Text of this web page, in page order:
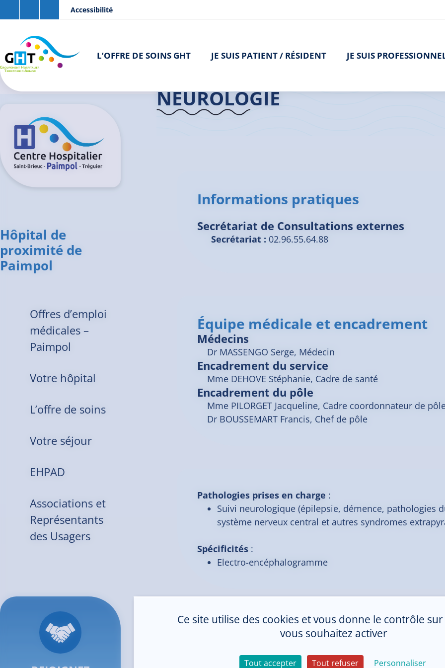
Aller au contenu principal
Accessibilité
L’OFFRE DE SOINS GHT JE SUIS PATIENT / RÉSIDENT JE SUIS
Hôpital de
proximité de
Paimpol
Offres d’emploi
médicales –
Paimpol
Votre hôpital
L’offre de soins
Votre séjour
EHPAD
Associations et
Représentants
des Usagers
Accueil GHT> L'offre de soins> Neurologie> Neurologie | Paimpol
NEUROLOGIE
Informations pratiques
Secrétariat de Consultations externes
Secrétariat : 02.96.55.64.88
Équipe médicale et encadrement
Médecins
Dr MASSENGO Serge, Médecin
Encadrement du service
Mme DEHOVE Stéphanie, Cadre de santé
Encadrement du pôle
Mme PILORGET Jacqueline, Cadre coordonnateur de
Dr BOUSSEMART Francis, Chef de pôle
Pathologies prises en charge :
Suivi neurologique (épilepsie, démence, pathologies
système nerveux central et autres syndromes
Spécificités :
Electro-encéphalogramme
Panneau de gestion des cookies
Ce site utilise des cookies et vous donne le contrôle
vous souhaitez activer
Tout accepter Tout refuser Personnaliser